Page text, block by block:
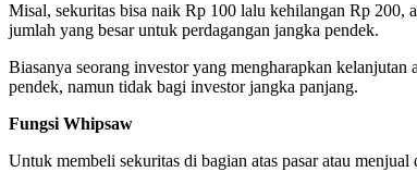
Misal, sekuritas bisa naik Rp 100 lalu kehilangan Rp 200,
jumlah yang besar untuk perdagangan jangka pendek.
Biasanya seorang investor yang mengharapkan
pendek, namun tidak bagi investor jangka panjang.
Fungsi Whipsaw
Untuk membeli sekuritas di bagian atas pasar atau menjual